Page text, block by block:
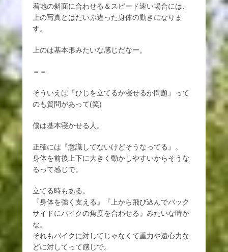
着地の斜面に合わせる＆スピード速い場合には、
上の写真とはだいぶ違った身体の動きになりま
す。
上のは基本形みたいな感じだなー。
＝＝
そういえば『ひじを立てるか寝せるか問題』って
のも質問があって(笑)
僕は基本寝かせる人。
正確には『意識してないけどそうなってる』。
身体を前後上下に大きく動かしやすいからそうな
るって感じで。
立てる時もある。
『身体を強く支える』『上から飛び込んでバック
サイドにバイクの角度を合わせる』みたいな時か
な。
それもバイクに対してじゃなくて重力や遠心力な
どに対してって感じで。